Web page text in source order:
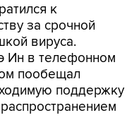
к
за срочной
вируса.
Ин в телефонном
пообещал
поддержку